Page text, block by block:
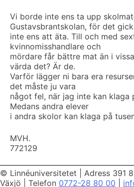
Vi borde inte ens ta upp
Gustavsbrantskolan, för det gick
inte ens att äta. Till och med
kvinnomisshandlare och
mördare får bättre mat än i
värda det? Är de.
Varför lägger ni bara era
det måste ju vara
något fel, när jag inte kan klaga
Medans andra elever
i andra skolor kan klaga på
MVH.
772129
© Linnéuniversitetet
Adress 391
Växjö
Telefon 0772-28 80 00